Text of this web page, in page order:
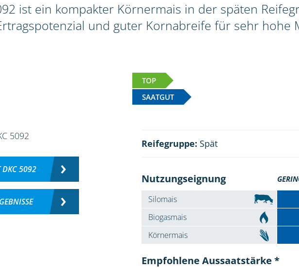
ist ein kompakter Körnermais in der späten
und guter Kornabreife für sehr hohe
TOP
SAATGUT
DKC 5092
Reifegruppe: Spät
Nutzungseignung
Silomais
Biogasmais
Körnermais
Empfohlene Aussaatstärke *